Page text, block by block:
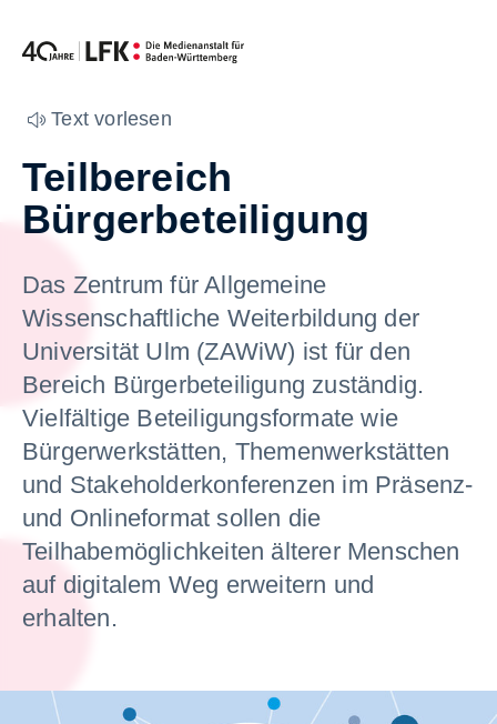
Zum Inhalt springen
Text vorlesen
Teilbereich
Bürgerbeteiligung
Das Zentrum für Allgemeine
Wissenschaftliche Weiterbildung der
Universität Ulm (ZAWiW) ist für den
Bereich Bürgerbeteiligung zuständig.
Vielfältige Beteiligungsformate wie
Bürgerwerkstätten, Themenwerkstätten
und Stakeholderkonferenzen im Präsenz-
und Onlineformat sollen die
Teilhabemöglichkeiten älterer Menschen
auf digitalem Weg erweitern und
erhalten.